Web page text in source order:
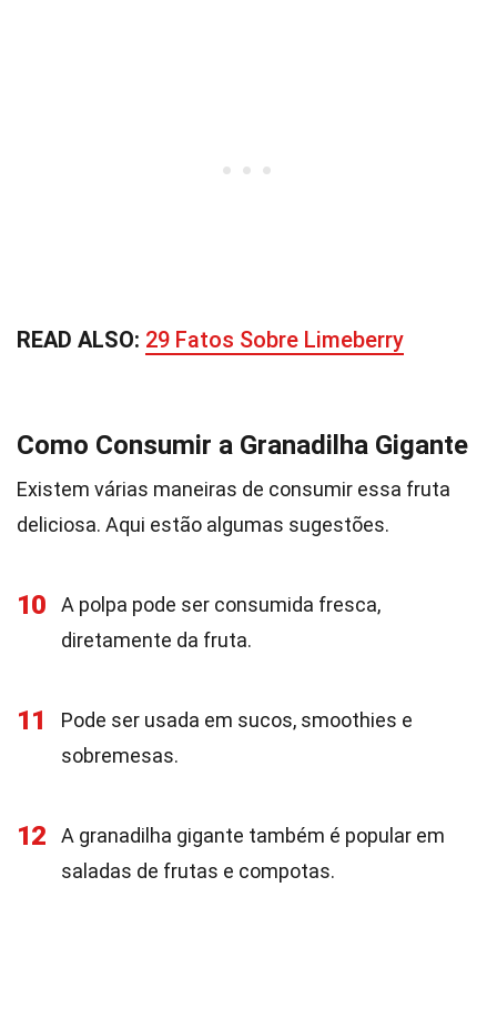
READ ALSO: 29 Fatos Sobre Limeberry
Como Consumir a Granadilha Gigante
Existem várias maneiras de consumir essa fruta
deliciosa. Aqui estão algumas sugestões.
10
A polpa pode ser consumida fresca,
diretamente da fruta.
11
Pode ser usada em sucos, smoothies e
sobremesas.
12
A granadilha gigante também é popular em
saladas de frutas e compotas.